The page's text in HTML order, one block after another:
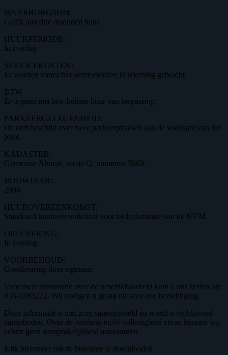
WAARBORGSOM:
Gelijk aan drie maanden huur.
HUURPERIODE:
In overleg
SERVICEKOSTEN:
Er worden voorschot servicekosten in rekening gebracht.
BTW
Er is geen met btw-belaste huur van toepassing.
PARKEERGELEGENHEID:
De unit beschikt over twee parkeerplaatsen aan de voorkant van het
pand.
KADASTER:
Gemeente Almere, sectie Q, nummers 7063.
BOUWJAAR:
2006
HUUROVEREENKOMST:
Standaard huurovereenkomst voor bedrijfsruimte van de NVM.
OPLEVERING:
In overleg.
VOORBEHOUD:
Goedkeuring door eigenaar.
Voor meer informatie over de beschikbaarheid kunt u ons bellen op:
036-5383222. Wij nodigen u graag uit voor een bezichtiging.
Deze informatie is met zorg samengesteld en wordt u vrijblijvend
aangeboden. Over de juistheid en/of volledigheid ervan kunnen wij
echter geen aansprakelijkheid aanvaarden.
Klik hieronder om de brochure te downloaden